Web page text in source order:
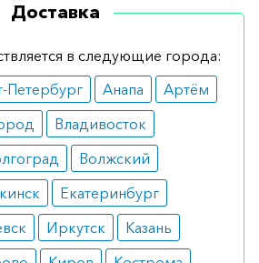
Рекомендуемая
чувствительность к
желудка и 12-перстной
Доставка
в следующие города:
Петербург Анапа
Артём
Владивосток
Волжский
Екатеринбург
Иркутск
Казань